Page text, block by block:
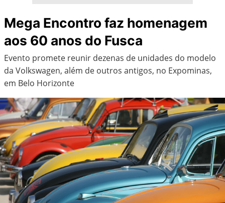
Mega Encontro faz homenagem
aos 60 anos do Fusca
Evento promete reunir dezenas de unidades do modelo
da Volkswagen, além de outros antigos, no Expominas,
em Belo Horizonte